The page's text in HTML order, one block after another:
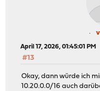
April 17, 2026, 01:45:01 PM
#13
Okay, dann würde ich
10.20.0.0/16 auch